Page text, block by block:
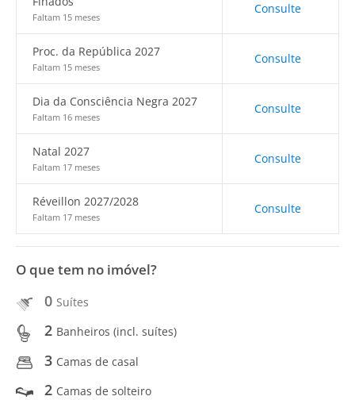
Faltam 15 meses
Consulte
Proc. da República 2027
Faltam 15 meses
Consulte
Dia da Consciência Negra 2027
Faltam 16 meses
Consulte
Natal 2027
Faltam 17 meses
Consulte
Réveillon 2027/2028
Faltam 17 meses
Consulte
O que tem no imóvel?
0 Suítes
2 Banheiros (incl. suítes)
3 Camas de casal
2 Camas de solteiro